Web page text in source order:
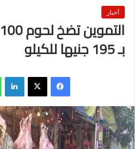
أخبار
بـ 195 جنيها للكيلو
فيسبوك X لينكدإن